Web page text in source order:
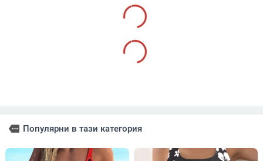
more Популярни в тази категория